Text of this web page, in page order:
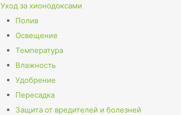
Уход за хионодоксами
Полив
Освещение
Температура
Влажность
Удобрение
Пересадка
Защита от вредителей и болезней